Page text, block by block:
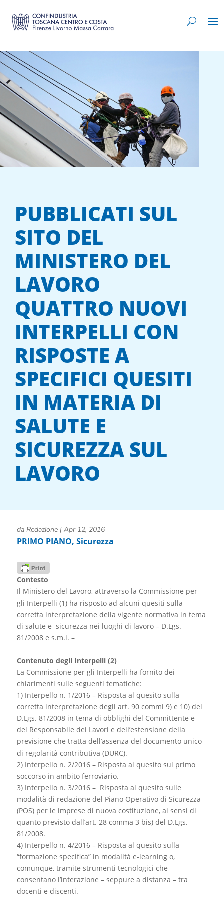
PUBBLICATI SUL
SITO DEL
MINISTERO DEL
LAVORO
QUATTRO NUOVI
INTERPELLI CON
RISPOSTE A
SPECIFICI QUESITI
IN MATERIA DI
SALUTE E
SICUREZZA SUL
LAVORO
da Redazione| Apr 12, 2016
PRIMO PIANO, Sicurezza
Contesto
Il Ministero del Lavoro, attraverso la Commissione per
gli Interpelli (1) ha risposto ad alcuni quesiti sulla
corretta interpretazione della vigente normativa in tema
di salute e sicurezza nei luoghi di lavoro – D.Lgs.
81/2008 e s.m.i. –
Contenuto degli Interpelli (2)
La Commissione per gli Interpelli ha fornito dei
chiarimenti sulle seguenti tematiche:
1) Interpello n. 1/2016 – Risposta al quesito sulla
corretta interpretazione degli art. 90 commi 9) e 10) del
D.Lgs. 81/2008 in tema di obblighi del Committente e
del Responsabile dei Lavori e dell’estensione della
previsione che tratta dell’assenza del documento unico
di regolarità contributiva (DURC).
2) Interpello n. 2/2016 – Risposta al quesito sul primo
soccorso in ambito ferroviario.
3) Interpello n. 3/2016 – Risposta al quesito sulle
modalità di redazione del Piano Operativo di Sicurezza
(POS) per le imprese di nuova costituzione, ai sensi di
quanto previsto dall’art. 28 comma 3 bis) del D.Lgs.
81/2008.
4) Interpello n. 4/2016 – Risposta al quesito sulla
“formazione specifica” in modalità e-learning o,
comunque, tramite strumenti tecnologici che
consentano l’interazione – seppure a distanza – tra
docenti e discenti.